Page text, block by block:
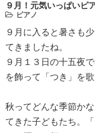
９月！元気いっぱいピ
ピアノ
９月に入ると暑さも
てきましたね。
９月１３日の十五夜
を飾って「つき」を
秋ってどんな季節か
てきた子どもたち。